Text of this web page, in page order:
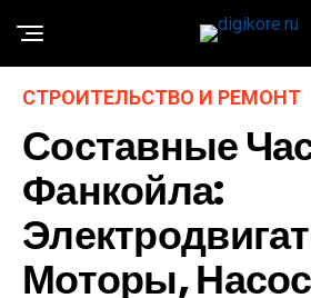
СТРОИТЕЛЬСТВО И РЕМОНТ
Составные
Фанкойла:
Моторы,